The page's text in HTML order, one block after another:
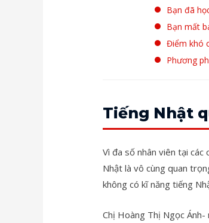
Bạn đã
Bạn mất
Điểm khó
Phương
Tiếng Nhật
Vì đa số nhân viên tại
Nhật là vô cùng quan
không có kĩ năng tiếng
Chị Hoàng Thị Ngọc